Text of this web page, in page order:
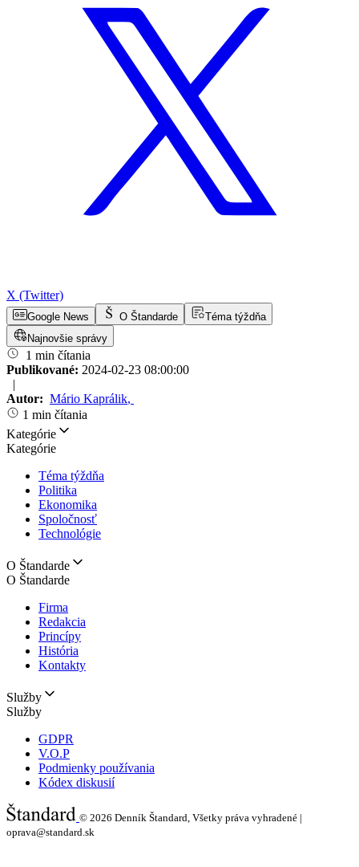
X (Twitter)
Google News O Štandarde
Téma týždňa
Najnovšie správy
1 min čítania
Publikované: 2024-02-23 08:00:00
|
Autor: Mário Kaprálik,
1 min čítania
Kategórie
Kategórie
Téma týždňa
Politika
Ekonomika
Spoločnosť
Technológie
O Štandarde
O Štandarde
Firma
Redakcia
Princípy
História
Kontakty
Služby
Služby
GDPR
V.O.P
Podmienky používania
Kódex diskusií
© 2026 Denník Štandard, Všetky práva vyhradené |
oprava@standard.sk